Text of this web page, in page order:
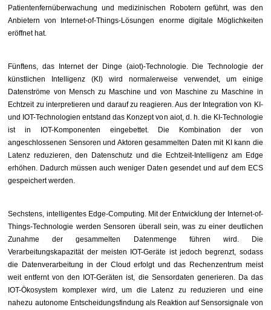
Patientenfernüberwachung und medizinischen Robotern geführt, was den
Anbietern von Internet-of-Things-Lösungen enorme digitale Möglichkeiten
eröffnet hat.
Fünftens, das Internet der Dinge (aiot)-Technologie. Die Technologie der
künstlichen Intelligenz (KI) wird normalerweise verwendet, um einige
Datenströme von Mensch zu Maschine und von Maschine zu Maschine in
Echtzeit zu interpretieren und darauf zu reagieren. Aus der Integration von KI-
und IOT-Technologien entstand das Konzept von aiot, d. h. die KI-Technologie
ist in IOT-Komponenten eingebettet. Die Kombination der von
angeschlossenen Sensoren und Aktoren gesammelten Daten mit KI kann die
Latenz reduzieren, den Datenschutz und die Echtzeit-Intelligenz am Edge
erhöhen. Dadurch müssen auch weniger Daten gesendet und auf dem ECS
gespeichert werden.
Sechstens, intelligentes Edge-Computing. Mit der Entwicklung der Internet-of-
Things-Technologie werden Sensoren überall sein, was zu einer deutlichen
Zunahme der gesammelten Datenmenge führen wird. Die
Verarbeitungskapazität der meisten IOT-Geräte ist jedoch begrenzt, sodass
die Datenverarbeitung in der Cloud erfolgt und das Rechenzentrum meist
weit entfernt von den IOT-Geräten ist, die Sensordaten generieren. Da das
IOT-Ökosystem komplexer wird, um die Latenz zu reduzieren und eine
nahezu autonome Entscheidungsfindung als Reaktion auf Sensorsignale von